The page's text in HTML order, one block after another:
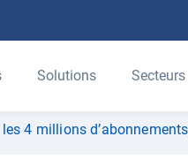
Solutions Secteurs
4 millions